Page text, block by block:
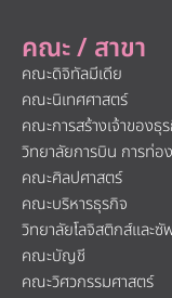
คณะ / สาขา
คณะดิจิทัลมีเดีย
คณะนิเทศศาสตร์
คณะการสร้างเจ้าของธุ
วิทยาลัยการบิน การท่อ
คณะศิลปศาสตร์
คณะบริหารธุรกิจ
วิทยาลัยโลจิสติกส์และซั
คณะบัญชี
คณะวิศวกรรมศาสตร์